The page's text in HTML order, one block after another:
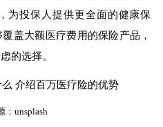
为投保人提供更全面的健康保
盖大额医疗费用的保险产品，
的选择。
：unsplash